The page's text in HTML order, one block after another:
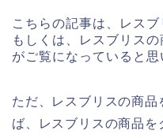
こちらの記事は、レス
もしくは、レスブリス
がご覧になっていると思
ただ、レスブリスの商
ば、レスブリスの商品を